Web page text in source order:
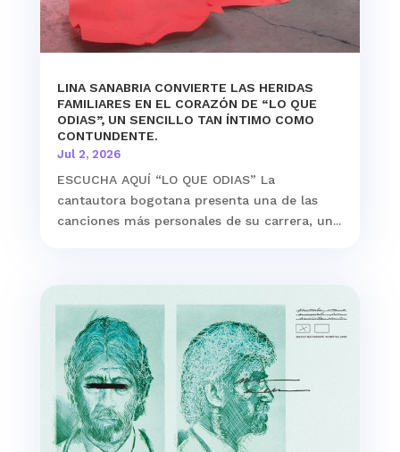
LINA SANABRIA CONVIERTE LAS HERIDAS
FAMILIARES EN EL CORAZÓN DE “LO QUE
ODIAS”, UN SENCILLO TAN ÍNTIMO COMO
CONTUNDENTE.
Jul 2, 2026
ESCUCHA AQUÍ “LO QUE ODIAS” La
cantautora bogotana presenta una de las
canciones más personales de su carrera, un...